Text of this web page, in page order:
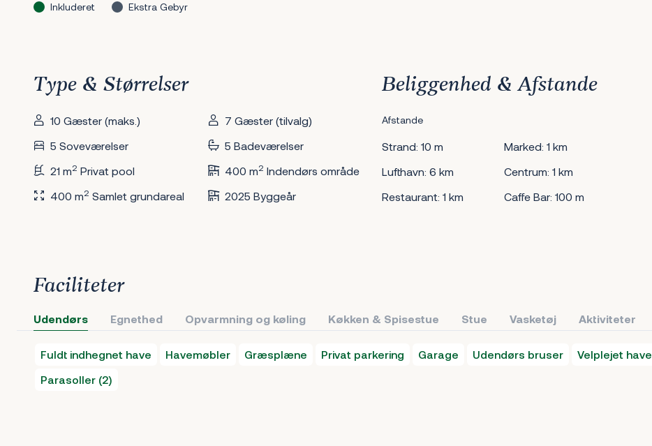
Inkluderet Ekstra Gebyr
Type & Størrelser
10 Gæster (maks.)
7 Gæster (tilvalg)
5 Soveværelser
5 Badeværelser
21 m2 Privat pool 400 m2 Indendørs område
400 m2 Samlet grundareal 2025 Byggeår
Beliggenhed & Afstande
Afstande
Strand: 10 m
Marked: 1 km
Lufthavn: 6 km
Centrum: 1 km
Restaurant: 1 km
Caffe Bar: 100 m
Faciliteter
Udendørs Egnethed Opvarmning og køling Køkken & Spisestue Stue Vasketøj Aktiviteter
Fuldt indhegnet have Havemøbler Græsplæne Privat parkering Garage Udendørs bruser Velplejet have
Parasoller (2)